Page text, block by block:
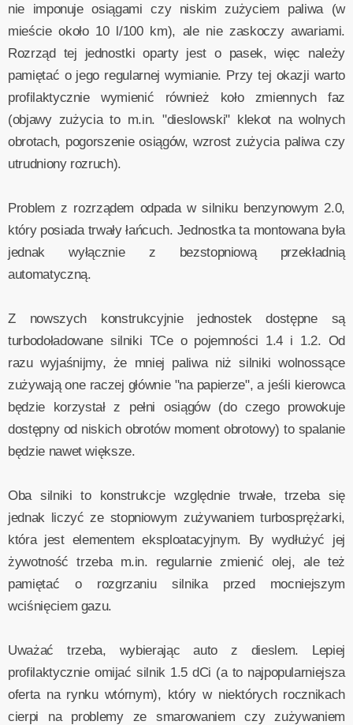
nie imponuje osiągami czy niskim zużyciem paliwa (w
mieście około 10 l/100 km), ale nie zaskoczy awariami.
Rozrząd tej jednostki oparty jest o pasek, więc należy
pamiętać o jego regularnej wymianie. Przy tej okazji warto
profilaktycznie wymienić również koło zmiennych faz
(objawy zużycia to m.in. "dieslowski" klekot na wolnych
obrotach, pogorszenie osiągów, wzrost zużycia paliwa czy
utrudniony rozruch).
Problem z rozrządem odpada w silniku benzynowym 2.0,
który posiada trwały łańcuch. Jednostka ta montowana była
jednak wyłącznie z bezstopniową przekładnią
automatyczną.
Z nowszych konstrukcyjnie jednostek dostępne są
turbodoładowane silniki TCe o pojemności 1.4 i 1.2. Od
razu wyjaśnijmy, że mniej paliwa niż silniki wolnossące
zużywają one raczej głównie "na papierze", a jeśli kierowca
będzie korzystał z pełni osiągów (do czego prowokuje
dostępny od niskich obrotów moment obrotowy) to spalanie
będzie nawet większe.
Oba silniki to konstrukcje względnie trwałe, trzeba się
jednak liczyć ze stopniowym zużywaniem turbosprężarki,
która jest elementem eksploatacyjnym. By wydłużyć jej
żywotność trzeba m.in. regularnie zmienić olej, ale też
pamiętać o rozgrzaniu silnika przed mocniejszym
wciśnięciem gazu.
Uważać trzeba, wybierając auto z dieslem. Lepiej
profilaktycznie omijać silnik 1.5 dCi (a to najpopularniejsza
oferta na rynku wtórnym), który w niektórych rocznikach
cierpi na problemy ze smarowaniem czy zużywaniem